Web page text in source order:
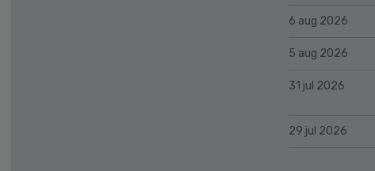
6 aug 2026
5 aug 2026
31 jul 2026
29 jul 2026